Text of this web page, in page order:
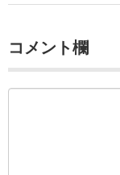
コメント欄